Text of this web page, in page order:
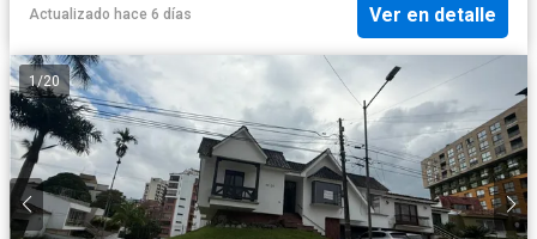
Actualizado hace 6 días Ver en detalle
1/20